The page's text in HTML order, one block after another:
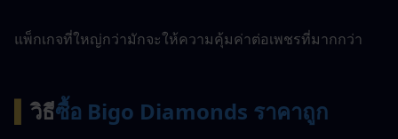
แพ็กเกจที่ใหญ่กว่ามักจะให้ความคุ้มค่าต่อเพชรที่มากกว่า
วิธีซื้อ Bigo Diamonds ราคาถูก